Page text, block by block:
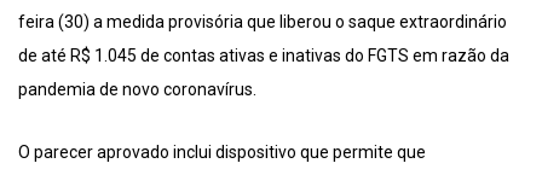
feira (30) a medida provisória que liberou o saque extraordinário
de até R$ 1.045 de contas ativas e inativas do FGTS em razão da
pandemia de novo coronavírus.
O parecer aprovado inclui dispositivo que permite que